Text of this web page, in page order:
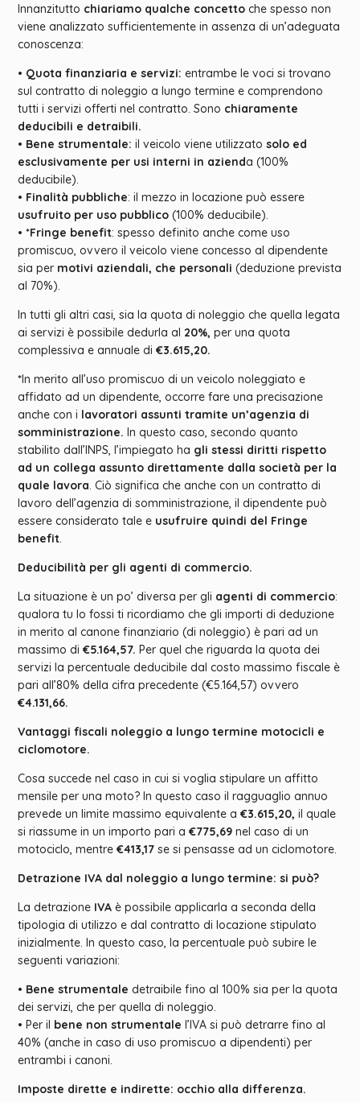
Innanzitutto chiariamo qualche concetto che spesso non
viene analizzato sufficientemente in assenza di un’adeguata
conoscenza:
• Quota finanziaria e servizi: entrambe le voci si trovano
sul contratto di noleggio a lungo termine e comprendono
tutti i servizi offerti nel contratto. Sono chiaramente
deducibili e detraibili.
• Bene strumentale: il veicolo viene utilizzatosolo ed
esclusivamente per usi interni in azienda (100%
deducibile).
• Finalità pubbliche: il mezzo in locazione può essere
usufruito per uso pubblico (100% deducibile).
•*Fringe benefit: spesso definito anche come uso
promiscuo, ovvero il veicolo viene concesso al dipendente
sia per motivi aziendali, che personali (deduzione prevista
al 70%).
In tutti gli altri casi, sia la quota di noleggio che quella legata
ai servizi è possibile dedurla al 20%, per una quota
complessiva e annuale di€3.615,20.
*In merito all’uso promiscuo di un veicolo noleggiato e
affidato ad un dipendente, occorre fare una precisazione
anche con i lavoratori assunti tramite un’agenzia di
somministrazione. In questo caso, secondo quanto
stabilito dall’INPS, l’impiegato ha gli stessi diritti rispetto
ad un collega assunto direttamente dalla società per la
quale lavora. Ciò significa che anche con un contratto di
lavoro dell’agenzia di somministrazione, il dipendente può
essere considerato tale e usufruire quindi del Fringe
benefit.
Deducibilità per gli agenti di commercio.
La situazione è un po’ diversa per gli agenti di commercio:
qualora tu lo fossi ti ricordiamo che gli importi di deduzione
in merito al canone finanziario (di noleggio) è pari ad un
massimo di €5.164,57. Per quel che riguarda la quota dei
servizi la percentuale deducibile dal costo massimo fiscale è
pari all’80% della cifra precedente (€5.164,57) ovvero
€4.131,66.
Vantaggi fiscali noleggio a lungo termine motocicli e
ciclomotore.
Cosa succede nel caso in cui si voglia stipulare un affitto
mensile per una moto? In questo caso il ragguaglio annuo
prevede un limite massimo equivalente a €3.615,20, il quale
si riassume in un importo pari a €775,69 nel caso di un
motociclo, mentre€413,17 se si pensasse ad un ciclomotore.
Detrazione IVA dal noleggio a lungo termine: si può?
La detrazione IVA è possibile applicarla a seconda della
tipologia di utilizzo e dal contratto di locazione stipulato
inizialmente. In questo caso, la percentuale può subire le
seguenti variazioni:
• Bene strumentale detraibile fino al 100% sia per la quota
dei servizi, che per quella di noleggio.
• Per il bene non strumentale l’IVA si può detrarre fino al
40% (anche in caso di uso promiscuo a dipendenti) per
entrambi i canoni.
Imposte dirette e indirette: occhio alla differenza.